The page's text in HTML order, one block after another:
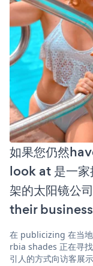
如果您仍然
look at 是一
架的太阳镜公
their business
在 publicizing 在当地
rbia shades 正在寻
引人的方式向访客展